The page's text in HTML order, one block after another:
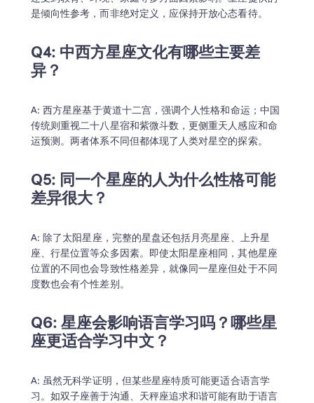
是倾向性参考，而非绝对定义，应保持开放心态看待。
Q4: 中西方星座文化有哪些主要差
异？
A: 西方星座基于黄道十二宫，强调个人性格和命运；中国
传统则重视二十八星宿和紫微斗数，更侧重天人感应和命
运预测。两者体系不同但都体现了人类对星空的探索。
Q5: 同一个星座的人为什么性格可能
A: 除了太阳星座，完整的星盘还包括月亮星座、上升星
座、行星位置等众多因素。即使太阳星座相同，其他星座
位置的不同也会导致性格差异，就像同一星座但处于不同
度数也会有个性差别。
Q6: 星座会影响语言学习吗？哪些星
A: 虽然无科学证明，但某些星座特质可能更适合语言学
习。如双子座善于沟通、天秤座追求和谐可能有助于语言